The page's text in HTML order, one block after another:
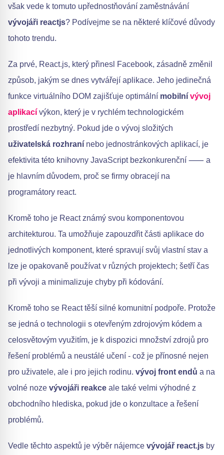
však vede k tomuto upřednostňování zaměstnávání
vývojáři reactjs? Podívejme se na některé klíčové důvody
tohoto trendu.
Za prvé, React.js, který přinesl Facebook, zásadně změnil
způsob, jakým se dnes vytvářejí aplikace. Jeho jedinečná
funkce virtuálního DOM zajišťuje optimální mobilní vývoj
aplikací výkon, který je v rychlém technologickém
prostředí nezbytný. Pokud jde o vývoj složitých
uživatelská rozhraní nebo jednostránkových aplikací, je
efektivita této knihovny JavaScript bezkonkurenční ⸺ a
je hlavním důvodem, proč se firmy obracejí na
programátory react.
Kromě toho je React známý svou komponentovou
architekturou. Ta umožňuje zapouzdřit části aplikace do
jednotlivých komponent, které spravují svůj vlastní stav a
lze je opakovaně používat v různých projektech; šetří čas
při vývoji a minimalizuje chyby při kódování.
Kromě toho se React těší silné komunitní podpoře. Protože
se jedná o technologii s otevřeným zdrojovým kódem a
celosvětovým využitím, je k dispozici množství zdrojů pro
řešení problémů a neustálé učení - což je přínosné nejen
pro uživatele, ale i pro jejich rodinu. vývoj front endů a na
volné noze vývojáři reakce ale také velmi výhodné z
obchodního hlediska, pokud jde o konzultace a řešení
problémů.
Vedle těchto aspektů je výběr nájemce vývojář react.js by